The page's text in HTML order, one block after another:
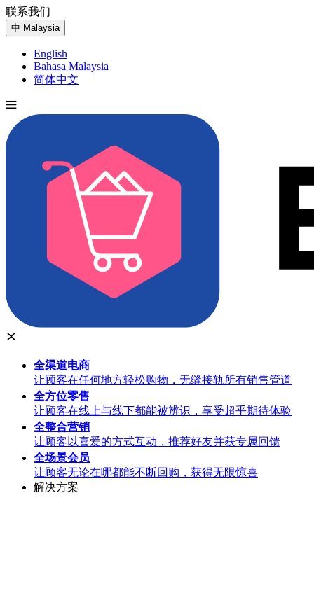
联系我们
中 Malaysia
English
Bahasa Malaysia
简体中文
全渠道电商
让顾客在任何地方轻松购物，无缝接轨所有销售管道
全方位零售
让顾客在线上与线下都能被辨识，享受超乎期待体验
全整合营销
让顾客以喜爱的方式互动，推荐好友并获专属回馈
全场景会员
让顾客无论在哪都能不断回购，获得无限惊喜
解决方案